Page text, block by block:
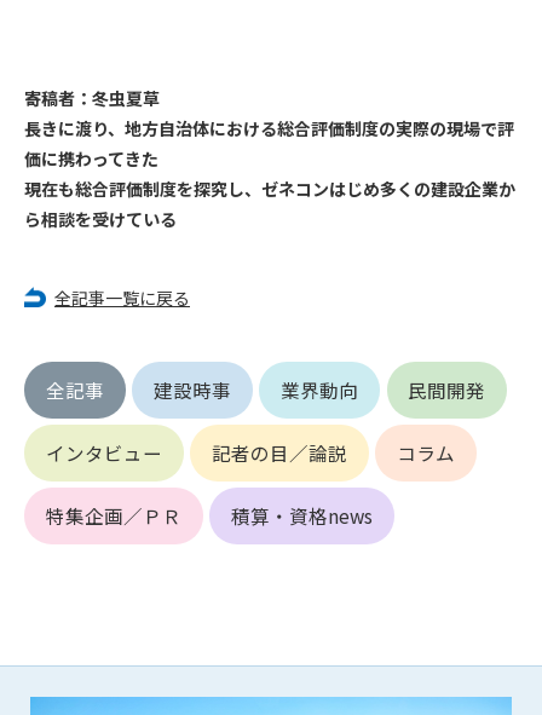
寄稿者：冬虫夏草
長きに渡り、地方自治体における総合評価制度の実際の現場で評
価に携わってきた
現在も総合評価制度を探究し、ゼネコンはじめ多くの建設企業か
ら相談を受けている
全記事一覧に戻る
全記事 建設時事 業界動向 民間開発
インタビュー 記者の目／論説 コラム
特集企画／ＰＲ 積算・資格news
第9条（会員の個人情報）
会員の氏名、住所、性別、年齢、メールアドレスその他本サー
ビスの提供に関連して管理者が知り得た会員の個人情報（以下
個人情報といいます）について、管理者は、以下の各号に該当
する場合を除き、第三者に開示または提供しないものとしま
す。
(2) 個々の会員を特定できない統計的な処理をした形式で第三
者に提供する場合
に必要であると管理者が判断した場合
(4) 法令等により開示を求められた場合
第10条（免責事項）
管理者は、会員が登録した内容が以下に該当する、またはその
恐れのあるものは、会員の承諾なく削除できるものとします。
1. 管理者は、会員が本サービスを利用することにより得た情報
2. 会員は、自己の費用と責任において本サービスを利用するも
のとし、会員による本サービスの利用に関連し、第三者から